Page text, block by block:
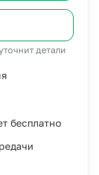
детали
бесплатно